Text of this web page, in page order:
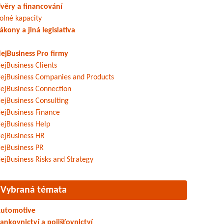
a financování
kapacity
a jiná legislativa
Pro firmy
Clients
Companies and Products
Connection
Consulting
Finance
Help
HR
PR
Risks and Strategy
Vybraná témata